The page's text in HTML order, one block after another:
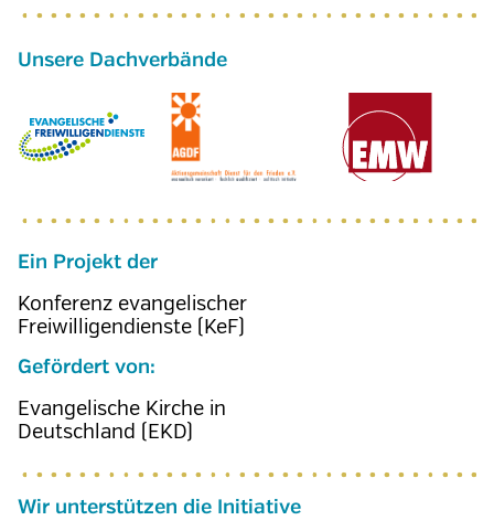
Ein Projekt der
Konferenz evangelischer
Freiwilligendienste (KeF)
Gefördert von:
Evangelische Kirche in
Deutschland (EKD)
Wir unterstützen die Initiative